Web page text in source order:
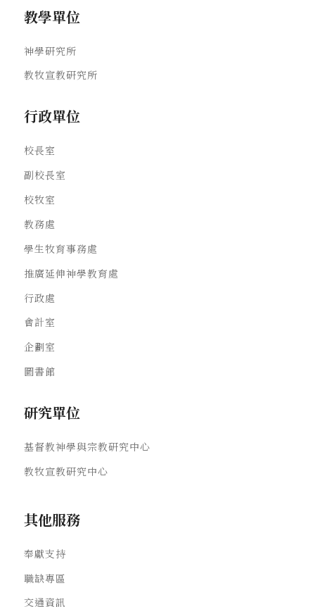
教學單位
神學研究所
教牧宣教研究所
行政單位
校長室
副校長室
校牧室
教務處
學生牧育事務處
推廣延伸神學教育處
行政處
會計室
企劃室
圖書館
研究單位
基督教神學與宗教研究中心
教牧宣教研究中心
其他服務
奉獻支持
職缺專區
交通資訊